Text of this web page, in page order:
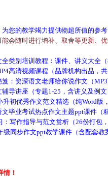
您的教学竭力提供物超所值的参
能会随时进行增补、 取舍等更新、 优
别培训教程：课件、讲义大全（
清视频课程（品牌机构出品，共
资深语文老师给你说作文（MP3
讲座（专题1-25，含讲义及例文
优秀作文范文精选（纯Word版，
业考试热点作文主题ppt课件（精
作指导与范文赏析（26份打包，
同步作文ppt教学课件（含配套教
！